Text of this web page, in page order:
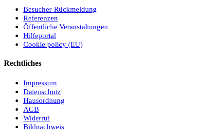
Besucher-Rückmeldung
Referenzen
Öffentliche Veranstaltungen
Hilfeportal
Cookie policy (EU)
Rechtliches
Impressum
Datenschutz
Hausordnung
AGB
Widerruf
Bildnachweis